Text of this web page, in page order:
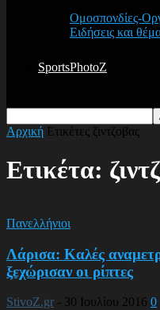
Ομοσπονδίες-
Ειδήσεις και
SportsPhotoZ
Αρχική Ετικέτες ζιντζοβας
Ετικέτα:
Πανελλήνιοι
Λάρισα: Καλές
ξεχώρισαν οι ρίπτες
StivoZ.gr - 30 Ιουλίου 2016 0